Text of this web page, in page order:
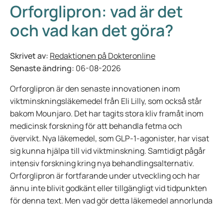
Orforglipron: vad är det
och vad kan det göra?
Skrivet av: Redaktionen på Dokteronline
Senaste ändring: 06-08-2026
Orforglipron är den senaste innovationen inom
viktminskningsläkemedel från Eli Lilly, som också står
bakom Mounjaro. Det har tagits stora kliv framåt inom
medicinsk forskning för att behandla fetma och
övervikt. Nya läkemedel, som GLP-1-agonister, har visat
sig kunna hjälpa till vid viktminskning. Samtidigt pågår
intensiv forskning kring nya behandlingsalternativ.
Orforglipron är fortfarande under utveckling och har
ännu inte blivit godkänt eller tillgängligt vid tidpunkten
för denna text. Men vad gör detta läkemedel annorlunda